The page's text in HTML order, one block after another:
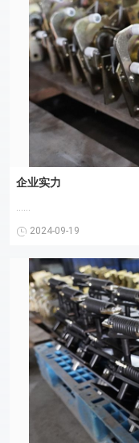
企业实力
......
2024-09-19